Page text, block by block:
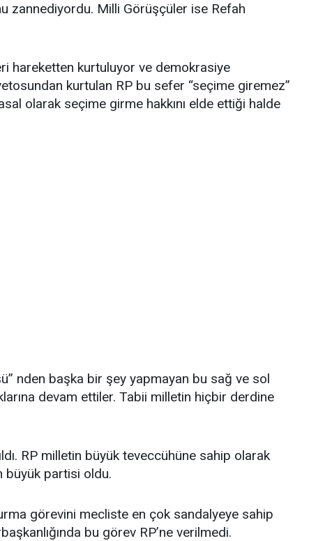
zannediyordu. Milli Görüşçüler ise Refah
hareketten kurtuluyor ve demokrasiye
kurtulan RP bu sefer “seçime giremez”
olarak seçime girme hakkını elde ettiği halde
nden başka bir şey yapmayan bu sağ ve sol
devam ettiler. Tabii milletin hiçbir derdine
RP milletin büyük teveccühüne sahip olarak
büyük partisi oldu.
görevini mecliste en çok sandalyeye sahip
bu görev RP’ne verilmedi.